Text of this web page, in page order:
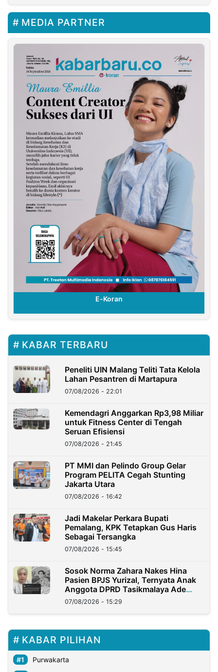
MEDIA PARTNER
E-Koran
KABAR TERBARU
Peneliti UIN Malang Teliti Tata Kelola
Lahan Pesantren di Martapura
07/08/2026 - 22:01
Kemendagri Anggarkan Rp3,98 Miliar
untuk Fitness Center di Tengah
Seruan Efisiensi
07/08/2026 - 21:45
PT MMI dan Pelindo Group Gelar
Program PELITA Cegah Stunting
Jakarta Utara
07/08/2026 - 16:42
Jadi Makelar Perkara Bupati
Pemalang, KPK Tetapkan Gus Haris
Sebagai Tersangka
07/08/2026 - 15:45
Sosok Norma Zahara Nakes Hina
Pasien BPJS Yurizal, Ternyata Anak
Anggota DPRD Tasikmalaya Ade
Lukman
07/08/2026 - 15:29
KABAR PILIHAN
Purwakarta